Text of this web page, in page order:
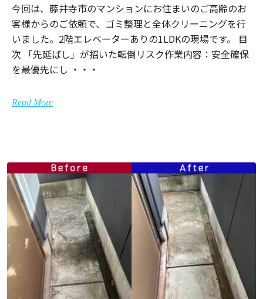
今回は、藤井寺市のマンションにお住まいのご高齢のお
客様からのご依頼で、ゴミ整理と全体クリーニングを行
いました。2階エレベーターありの1LDKの現場です。 目
次 「先延ばし」が招いた転倒リスク作業内容：安全確保
を最優先にし ・・・
Read More